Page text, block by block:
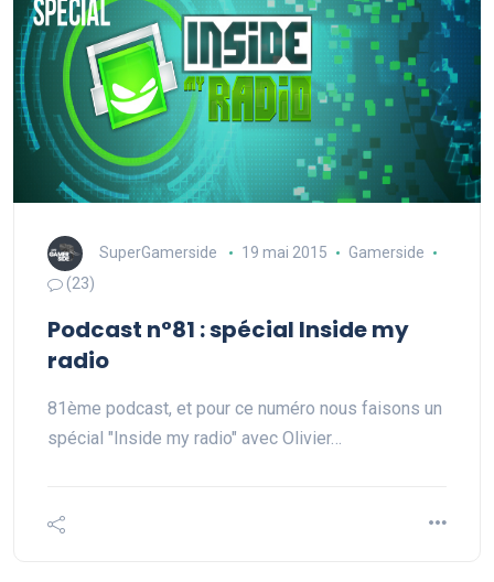
SuperGamerside 19 mai 2015
Gamerside
(23)
Podcast n°81 : spécial Inside my
radio
81ème podcast, et pour ce numéro nous faisons un
spécial "Inside my radio" avec Olivier…